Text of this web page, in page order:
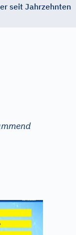
seit Jahrzehnten